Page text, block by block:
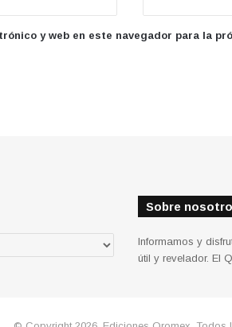
y web en este navegador para la
Sobre
Informamos y
útil y revelador. El